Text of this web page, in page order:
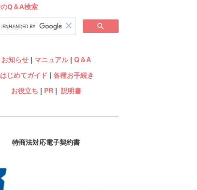
お知らせ| マニュアル| Q＆A
はじめてガイド | 各種お手続き
お役立ち | PR| 説明書
特商法対応電子契約書